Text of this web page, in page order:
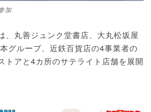
加
、丸善ジュンク堂書店、大丸松坂屋
グループ、近鉄百貨店の4事業者の
トアと4カ所のサテライト店舗を展開